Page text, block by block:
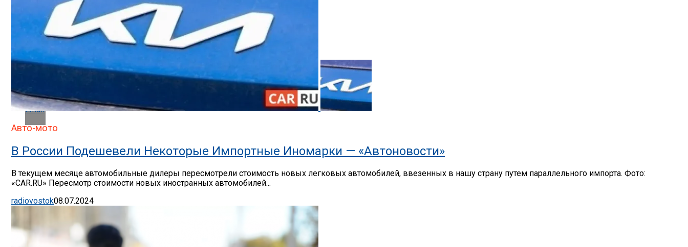
Pinterest
Whatsapp
Email
Авто-мото
В России Подешевели Некоторые Импортные Иномарки — «Автоновости»
В текущем месяце автомобильные дилеры пересмотрели стоимость новых легковых автомобилей, ввезенных в нашу страну путем параллельного импорта. Фото:
«CAR.RU» Пересмотр стоимости новых иностранных автомобилей...
radiovostok08.07.2024